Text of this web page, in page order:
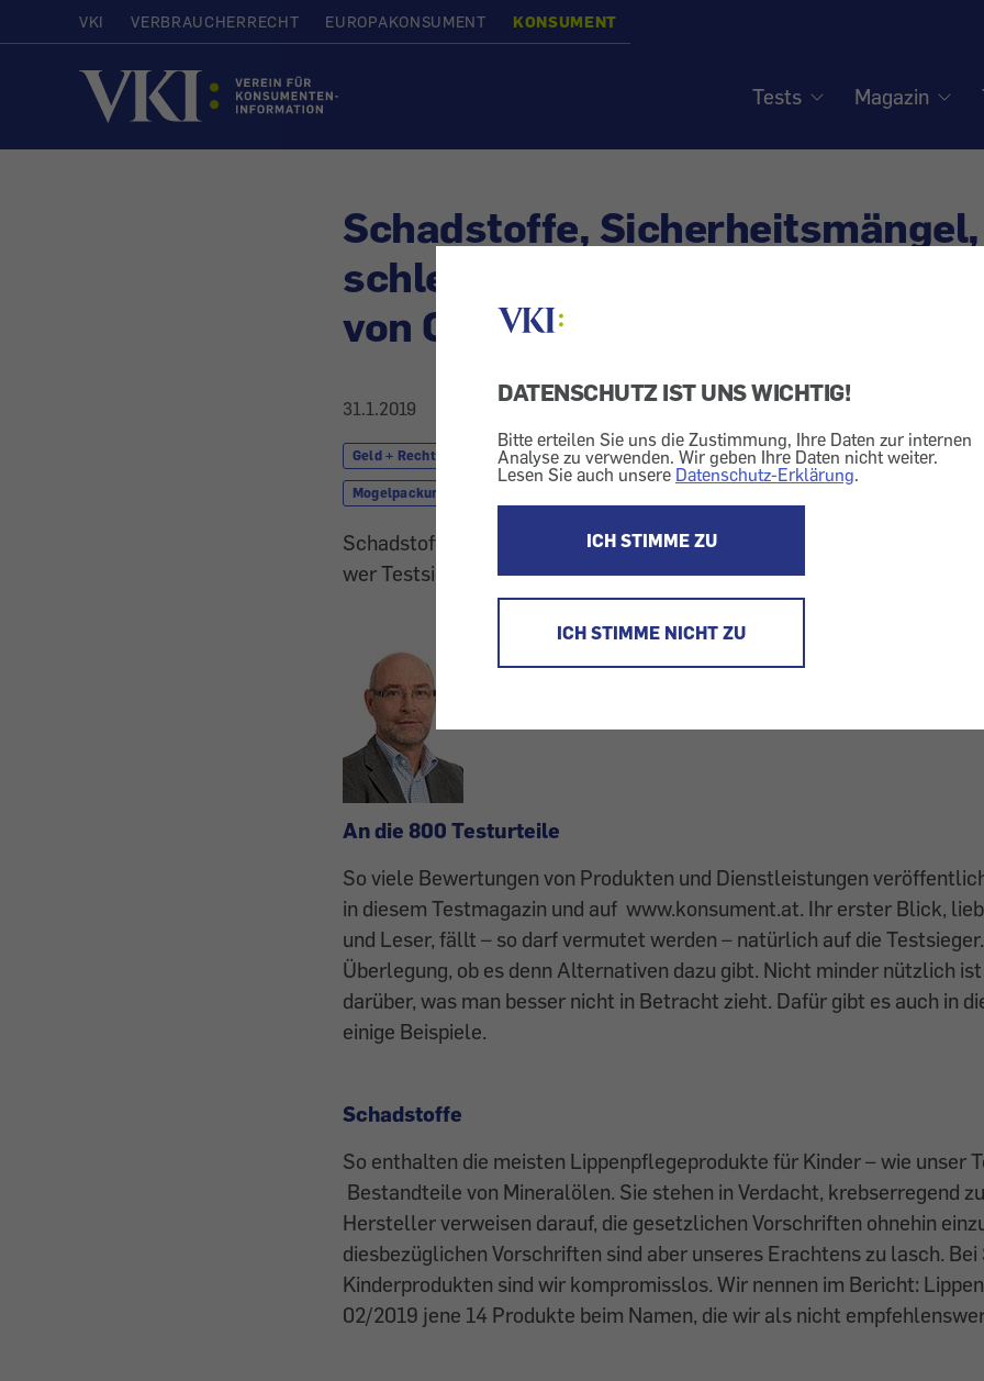
DATENSCHUTZ IST UNS WICHTIG!
Bitte erteilen Sie uns die Zustimmung, Ihre Daten zur internen
Analyse zu verwenden. Wir geben Ihre Daten nicht weiter.
Lesen Sie auch unsere Datenschutz-Erklärung.
ICH STIMME ZU
ICH STIMME NICHT ZU
VKI VERBRAUCHERRECHT EUROPAKONSUMENT KONSUMENT
Startseite
Tests Magazin
Schadstoffe, Sicherheitsmängel,
schlechter UV-Schutz - Ein
von Chefredakteur Gerhard
31.1.2019
Geld + Recht Konsumentenschutz Essen + Trinken Schadstoff Markt +
Mogelpackung
Schadstoffe, Sicherheitsmängel, schlechter UV-Schutz. Bei uns
wer Testsieger ist, sondern auch, welche Produkte Sie unbedingt
An die 800 Testurteile
So viele Bewertungen von Produkten und Dienstleistungen
in diesem Testmagazin und auf www.konsument.at. Ihr erster Blick,
und Leser, fällt – so darf vermutet werden – natürlich auf die
Überlegung, ob es denn Alternativen dazu gibt. Nicht minder nützlich ist
darüber, was man besser nicht in Betracht zieht. Dafür gibt es auch in
einige Beispiele.
Schadstoffe
So enthalten die meisten Lippenpflegeprodukte für Kinder – wie unser
Bestandteile von Mineralölen. Sie stehen in Verdacht, krebserregend
Hersteller verweisen darauf, die gesetzlichen Vorschriften ohnehin
diesbezüglichen Vorschriften sind aber unseres Erachtens zu lasch.
Kinderprodukten sind wir kompromisslos. Wir nennen im Bericht:
02/2019 jene 14 Produkte beim Namen, die wir als nicht